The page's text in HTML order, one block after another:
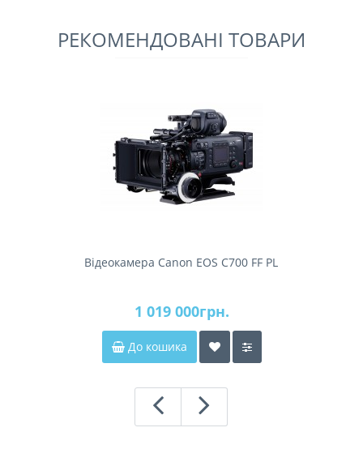
РЕКОМЕНДОВАНІ ТОВАРИ
Відеокамера Canon EOS C700 FF PL
1 019 000грн.
До кошика